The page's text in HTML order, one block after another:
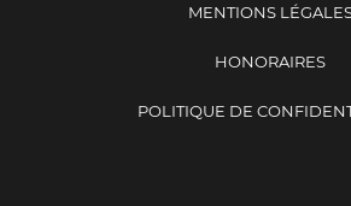
MENTIONS
HONORAIRES
POLITIQUE DE